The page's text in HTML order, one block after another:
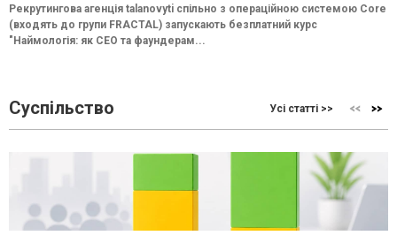
Рекрутингова агенція talanovyti спільно з операційною системою Core
(входять до групи FRACTAL) запускають безплатний курс
"Наймологія: як СEO та фаундерам...
Суспільство Усі статті >>